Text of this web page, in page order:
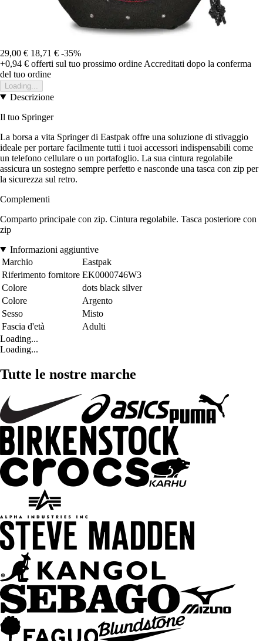
29,00 € 18,71 € -35%
+0,94 € offerti sul tuo prossimo ordine Accreditati dopo la conferma
del tuo ordine
Loading...
Descrizione
Il tuo Springer
La borsa a vita Springer di Eastpak offre una soluzione di stivaggio
ideale per portare facilmente tutti i tuoi accessori indispensabili come
un telefono cellulare o un portafoglio. La sua cintura regolabile
assicura un sostegno sempre perfetto e nasconde una tasca con zip per
la sicurezza sul retro.
Complementi
Comparto principale con zip. Cintura regolabile. Tasca posteriore con
zip
Informazioni aggiuntive
Marchio
Eastpak
Riferimento fornitore EK0000746W3
Colore
dots black silver
Colore
Argento
Sesso
Misto
Fascia d'età
Adulti
Loading...
Loading...
Tutte le nostre marche